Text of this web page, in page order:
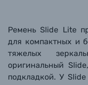
Ремень Slide Lite
для компактных и
тяжелых
оригинальный
подкладкой. У